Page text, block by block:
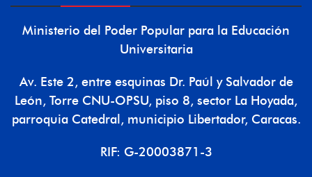
Ministerio del Poder Popular para la Educación
Universitaria
Av. Este 2, entre esquinas Dr. Paúl y Salvador de
León, Torre CNU-OPSU, piso 8, sector La Hoyada,
parroquia Catedral, municipio Libertador, Caracas.
RIF: G-20003871-3